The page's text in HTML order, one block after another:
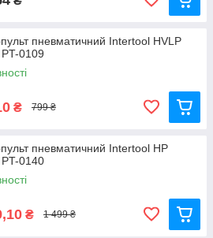
пневматичний Intertool HVLP
0109
₴ 799 ₴
пневматичний Intertool HP
0140
₴ 1 499 ₴